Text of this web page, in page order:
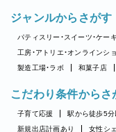
ジャンルからさがす
パティスリー・スイーツ・ケー
工房・アトリエ・オンラインシ
製造工場・ラボ
和菓子店
こだわり条件からさ
子育て応援 駅から徒歩5分
新規出店計画あり
女性シ